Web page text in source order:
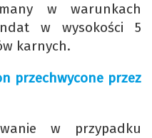
w warunkach
w wysokości 5
karnych.
przechwycone przez
w przypadku